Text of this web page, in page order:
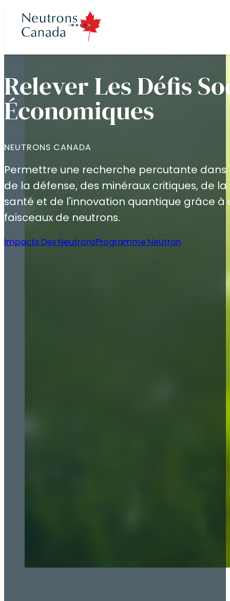
de
national de
de 2025 à
de faisceau
de
(CNBL)
partenaires
Canada
Relever Les Défis
Économiques
NEUTRONS CANADA
Permettre une recherche percutante dans
de la défense, des minéraux critiques, de
santé et de l'innovation quantique grâce
faisceaux de neutrons.
Impacts Des NeutronsProgramme Neutron